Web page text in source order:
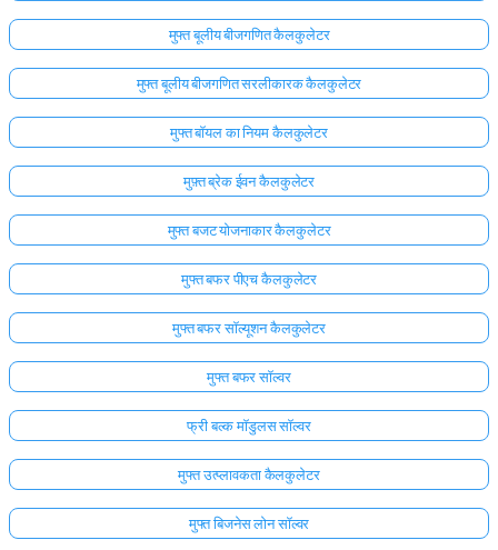
मुफ्त बूलीय बीजगणित कैलकुलेटर
मुफ्त बूलीय बीजगणित सरलीकारक कैलकुलेटर
मुफ्त बॉयल का नियम कैलकुलेटर
मुफ़्त ब्रेक ईवन कैलकुलेटर
मुफ्त बजट योजनाकार कैलकुलेटर
मुफ्त बफर पीएच कैलकुलेटर
मुफ्त बफर सॉल्यूशन कैलकुलेटर
मुफ्त बफर सॉल्वर
फ्री बल्क मॉडुलस सॉल्वर
मुफ्त उत्प्लावकता कैलकुलेटर
मुफ्त बिजनेस लोन सॉल्वर